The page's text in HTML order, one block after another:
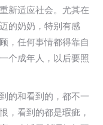
新适应社会。尤其在
的奶奶，特别有感
，任何事情都得靠自
个成年人，以后要照
的和看到的，都不一
，看到的都是瑕疵，